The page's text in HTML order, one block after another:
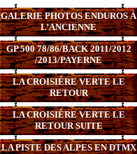
GALERIE PHOTOS ENDUROS À
L’ANCIENNE
GP 500 78/86/BACK 2011/2012
/2013/PAYERNE
LA CROISIÈRE VERTE LE
RETOUR
LA CROISIÈRE VERTE LE
RETOUR SUITE
LA PISTE DES ALPES EN DTMX